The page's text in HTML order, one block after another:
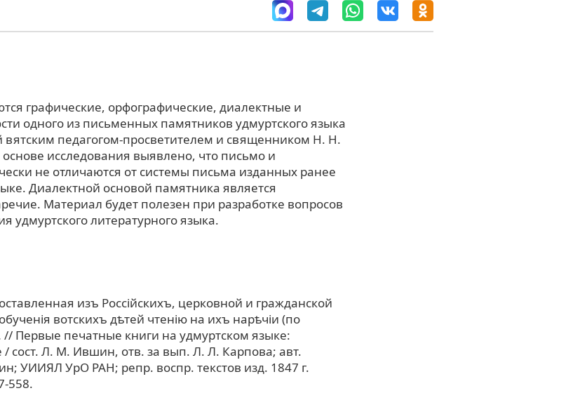
графические, орфографические, диалектные и
одного из письменных памятников удмуртского языка
вятским педагогом-просветителем и священником Н. Н.
исследования выявлено, что письмо и
не отличаются от системы письма изданных ранее
Диалектной основой памятника является
Материал будет полезен при разработке вопросов
удмуртского литературного языка.
изъ Россiйскихъ, церковной и гражданской
вотскихъ дѣтей чтенiю на ихъ нарѣчiи (по
// Первые печатные книги на удмуртском языке:
/ сост. Л. М. Ившин, отв. за вып. Л. Л. Карпова; авт.
УИИЯЛ УрО РАН; репр. воспр. текстов изд. 1847 г.
558.